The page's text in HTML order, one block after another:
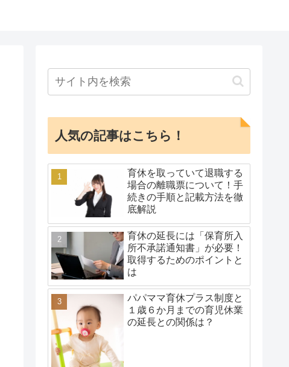
人気の記事はこちら！
育休を取っていて退職する
場合の離職票について！手
続きの手順と記載方法を徹
底解説
育休の延長には「保育所入
所不承諾通知書」が必要！
取得するためのポイントと
は
パパママ育休プラス制度と
１歳６か月までの育児休業
の延長との関係は？